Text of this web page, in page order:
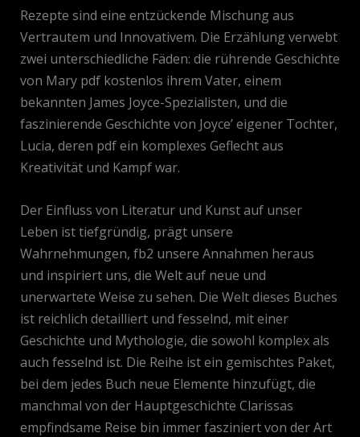
Rezepte sind eine entzückende Mischung aus
Vertrautem und Innovativem. Die Erzählung verwebt
zwei unterschiedliche Fäden: die rührende Geschichte
von Mary pdf kostenlos ihrem Vater, einem
bekannten James Joyce-Spezialisten, und die
faszinierende Geschichte von Joyce’ eigener Tochter,
Lucia, deren pdf ein komplexes Geflecht aus
Kreativität und Kampf war.
Der Einfluss von Literatur und Kunst auf unser
Leben ist tiefgründig, prägt unsere
Wahrnehmungen, fb2 unsere Annahmen heraus
und inspiriert uns, die Welt auf neue und
unerwartete Weise zu sehen. Die Welt dieses Buches
ist reichlich detailliert und fesselnd, mit einer
Geschichte und Mythologie, die sowohl komplex als
auch fesselnd ist. Die Reihe ist ein gemischtes Paket,
bei dem jedes Buch neue Elemente hinzufügt, die
manchmal von der Hauptgeschichte Clarissas
empfindsame Reise bin immer fasziniert von der Art